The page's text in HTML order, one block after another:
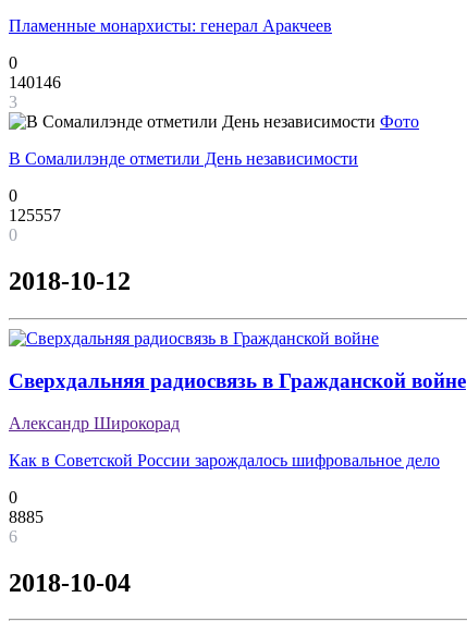
Пламенные монархисты: генерал Аракчеев
0
140146
3
Фото
В Сомалилэнде отметили День независимости
0
125557
0
2018-10-12
Сверхдальняя радиосвязь в Гражданской войне
Александр Широкорад
Как в Советской России зарождалось шифровальное дело
0
8885
6
2018-10-04